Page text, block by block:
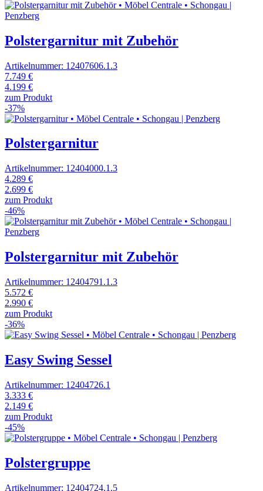
Polstergarnitur mit Zubehör
Artikelnummer: 12407606.1.3
7.749 €
4.199 €
zum Produkt
-37%
Polstergarnitur
Artikelnummer: 12404000.1.3
4.289 €
2.699 €
zum Produkt
-46%
Polstergarnitur mit Zubehör
Artikelnummer: 12404791.1.3
5.572 €
2.990 €
zum Produkt
-36%
Easy Swing Sessel
Artikelnummer: 12404726.1
3.333 €
2.149 €
zum Produkt
-45%
Polstergruppe
Artikelnummer: 12404724.1.5